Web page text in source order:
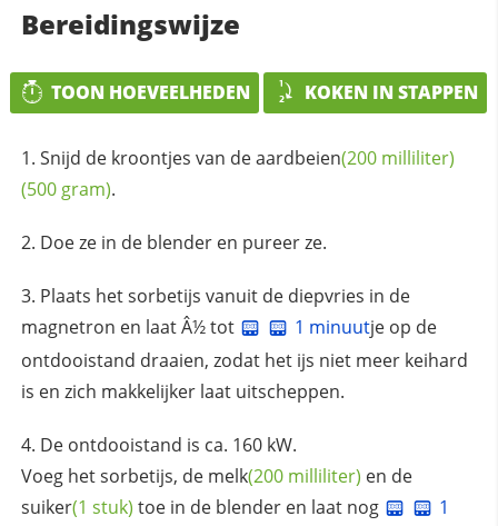
Bereidingswijze
TOON HOEVEELHEDEN KOKEN IN STAPPEN
Snijd de kroontjes van deaardbeien(200 milliliter)
(500 gram).
Doe ze in de blender en pureer ze.
Plaats het sorbetijs vanuit de diepvries in de
magnetron en laat Â½ tot
1 minuutje op de
ontdooistand draaien, zodat het ijs niet meer keihard
is en zich makkelijker laat uitscheppen.
De ontdooistand is ca. 160 kW.
Voeg het sorbetijs, de melk(200 milliliter) en de
suiker(1 stuk) toe in de blender en laat nog
1